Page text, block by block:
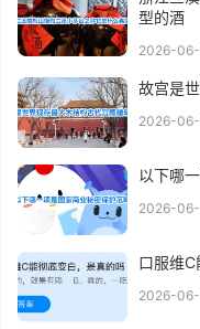
型的酒
2026-06-
故宫是
2026-06-
以下哪
2026-06-
口服维
2026-